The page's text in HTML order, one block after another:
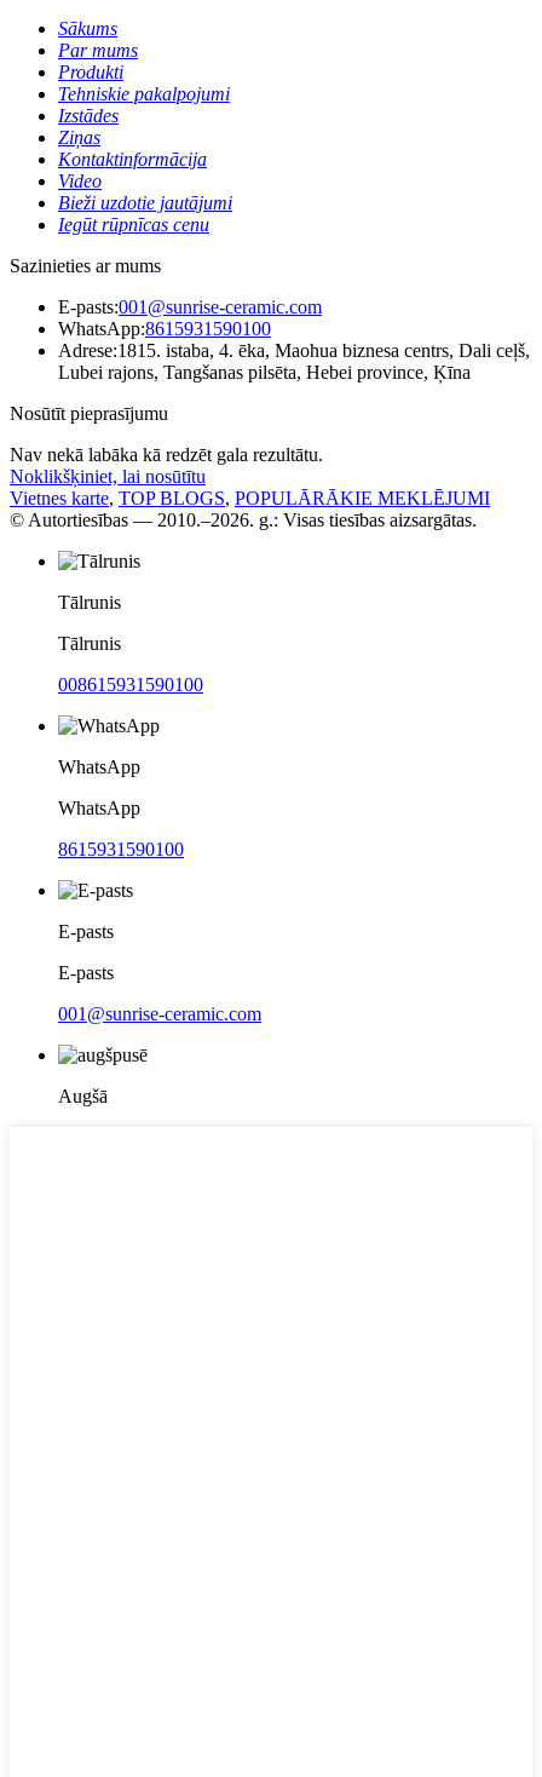
Sākums
Par mums
Produkti
Tehniskie pakalpojumi
Izstādes
Ziņas
Kontaktinformācija
Video
Bieži uzdotie jautājumi
Iegūt rūpnīcas cenu
Sazinieties ar mums
E-pasts:001@sunrise-ceramic.com
WhatsApp:8615931590100
Adrese:1815. istaba, 4. ēka, Maohua biznesa centrs, Dali ceļš,
Lubei rajons, Tangšanas pilsēta, Hebei province, Ķīna
Nosūtīt pieprasījumu
Nav nekā labāka kā redzēt gala rezultātu.
Noklikšķiniet, lai nosūtītu
Vietnes karte, TOP BLOGS, POPULĀRĀKIE MEKLĒJUMI
© Autortiesības — 2010.–2026. g.: Visas tiesības aizsargātas.
Tālrunis
Tālrunis
008615931590100
WhatsApp
WhatsApp
8615931590100
E-pasts
E-pasts
001@sunrise-ceramic.com
Augšā